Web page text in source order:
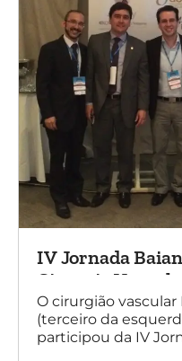
IV Jornada
Cirurgia
O cirurgião
(terceiro da
participou da IV